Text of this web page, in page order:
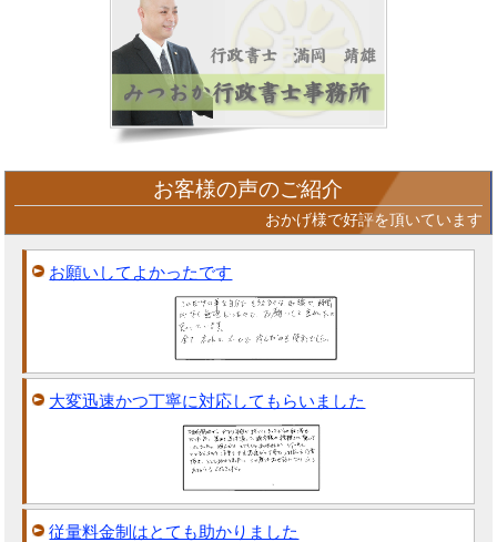
お客様の声のご紹介
おかげ様で好評を頂いています
お願いしてよかったです
大変迅速かつ丁寧に対応してもらいました
従量料金制はとても助かりました